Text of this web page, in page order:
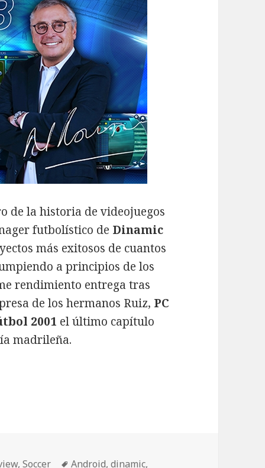
de la historia de videojuegos
futbolístico de Dinamic
más exitosos de cuantos
a principios de los
rendimiento entrega tras
de los hermanos Ruiz, PC
2001 el último capítulo
madrileña.
,Soccer Etiquetas
Android,dinamic,